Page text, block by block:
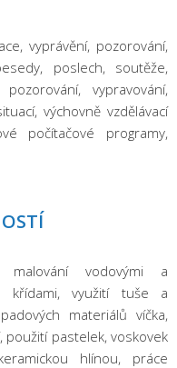
vyprávění, pozorování,
poslech, soutěže,
vypravování,
výchovně vzdělávací
počítačové programy,
malování vodovými a
křídami, využití tuše a
materiálů víčka,
použití pastelek, voskovek
hlínou, práce